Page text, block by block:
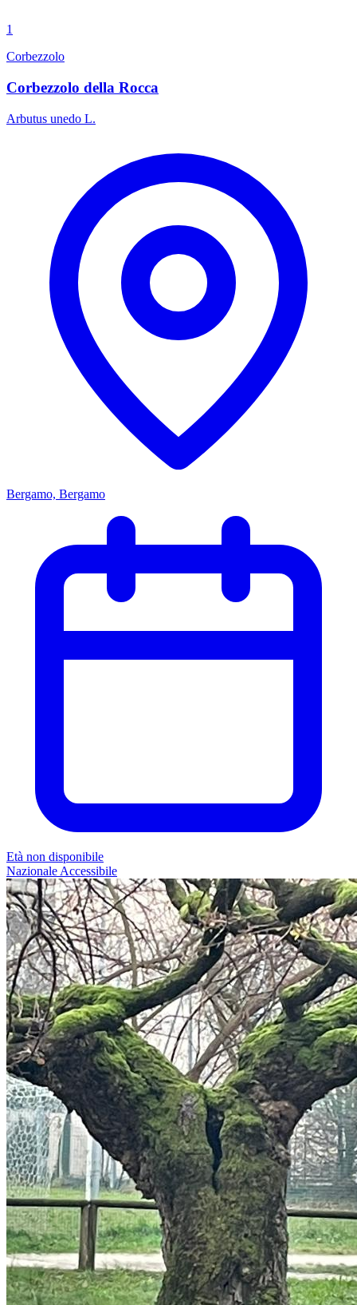
1
Corbezzolo
Corbezzolo della Rocca
Arbutus unedo L.
Bergamo, Bergamo
Età non disponibile
Nazionale Accessibile